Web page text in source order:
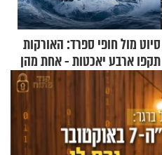
סיוט מול חופי ספרד: האורקות
תקפו ארבע יאכטות - אחת מהן
טבעה